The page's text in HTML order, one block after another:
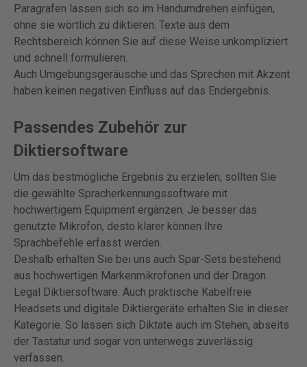
Paragrafen lassen sich so im Handumdrehen einfügen,
ohne sie wörtlich zu diktieren. Texte aus dem
Rechtsbereich können Sie auf diese Weise unkompliziert
und schnell formulieren.
Auch Umgebungsgeräusche und das Sprechen mit Akzent
haben keinen negativen Einfluss auf das Endergebnis.
Passendes Zubehör zur
Diktiersoftware
Um das bestmögliche Ergebnis zu erzielen, sollten Sie
die gewählte Spracherkennungssoftware mit
hochwertigem Equipment ergänzen. Je besser das
genutzte Mikrofon, desto klarer können Ihre
Sprachbefehle erfasst werden.
Deshalb erhalten Sie bei uns auch Spar-Sets bestehend
aus hochwertigen Markenmikrofonen und der Dragon
Legal Diktiersoftware. Auch praktische Kabelfreie
Headsets und digitale Diktiergeräte erhalten Sie in dieser
Kategorie. So lassen sich Diktate auch im Stehen, abseits
der Tastatur und sogar von unterwegs zuverlässig
verfassen.